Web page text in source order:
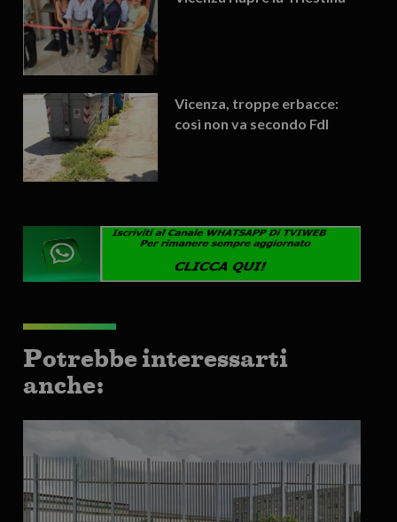
Vicenza, troppe erbacce:
così non va secondo FdI
Potrebbe interessarti
anche: